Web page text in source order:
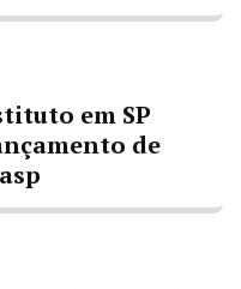
em SP
de